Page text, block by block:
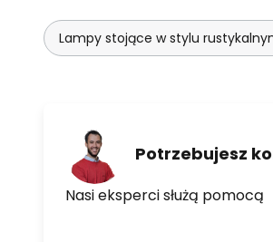
Lampy stojące w stylu
Potrzebujesz
Nasi eksperci służą pomocą